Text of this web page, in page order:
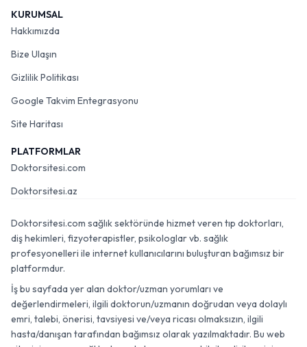
KURUMSAL
Hakkımızda
Bize Ulaşın
Gizlilik Politikası
Google Takvim Entegrasyonu
Site Haritası
PLATFORMLAR
Doktorsitesi.com
Doktorsitesi.az
Doktorsitesi.com sağlık sektöründe hizmet veren tıp doktorları,
diş hekimleri, fizyoterapistler, psikologlar vb. sağlık
profesyonelleri ile internet kullanıcılarını buluşturan bağımsız bir
platformdur.
İş bu sayfada yer alan doktor/uzman yorumları ve
değerlendirmeleri, ilgili doktorun/uzmanın doğrudan veya dolaylı
emri, talebi, önerisi, tavsiyesi ve/veya ricası olmaksızın, ilgili
hasta/danışan tarafından bağımsız olarak yazılmaktadır. Bu web